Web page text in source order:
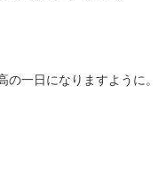
一日になりますように。